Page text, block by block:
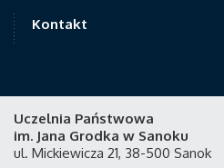
Kontakt
Uczelnia Państwowa
im. Jana Grodka w Sanoku
ul. Mickiewicza 21, 38-500 Sanok